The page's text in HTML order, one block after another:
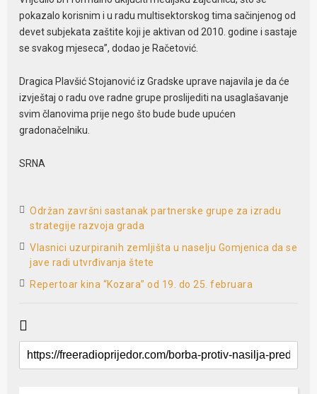
pokazalo korisnim i u radu multisektorskog tima sačinjenog od
devet subjekata zaštite koji je aktivan od 2010. godine i sastaje
se svakog mjeseca”, dodao je Račetović.
Dragica Plavšić Stojanović iz Gradske uprave najavila je da će
izvještaj o radu ove radne grupe proslijediti na usaglašavanje
svim članovima prije nego što bude bude upućen
gradonačelniku.
SRNA
Održan završni sastanak partnerske grupe za izradu
strategije razvoja grada
Vlasnici uzurpiranih zemljišta u naselju Gomjenica da se
jave radi utvrđivanja štete
Repertoar kina “Kozara” od 19. do 25. februara